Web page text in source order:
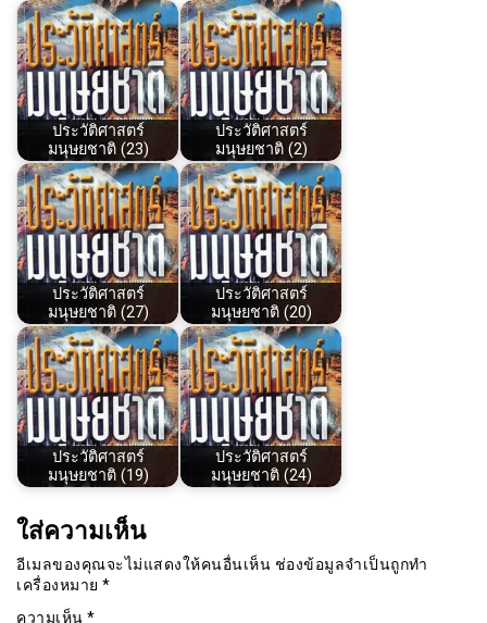
ประวัติศาสตร์
มนุษยชาติ (23)
ประวัติศาสตร์
มนุษยชาติ (2)
ประวัติศาสตร์
มนุษยชาติ (27)
ประวัติศาสตร์
มนุษยชาติ (20)
ประวัติศาสตร์
มนุษยชาติ (19)
ประวัติศาสตร์
มนุษยชาติ (24)
ใส่ความเห็น
อีเมลของคุณจะไม่แสดงให้คนอื่นเห็น ช่องข้อมูลจำเป็นถูกทำ
เครื่องหมาย *
ความเห็น *